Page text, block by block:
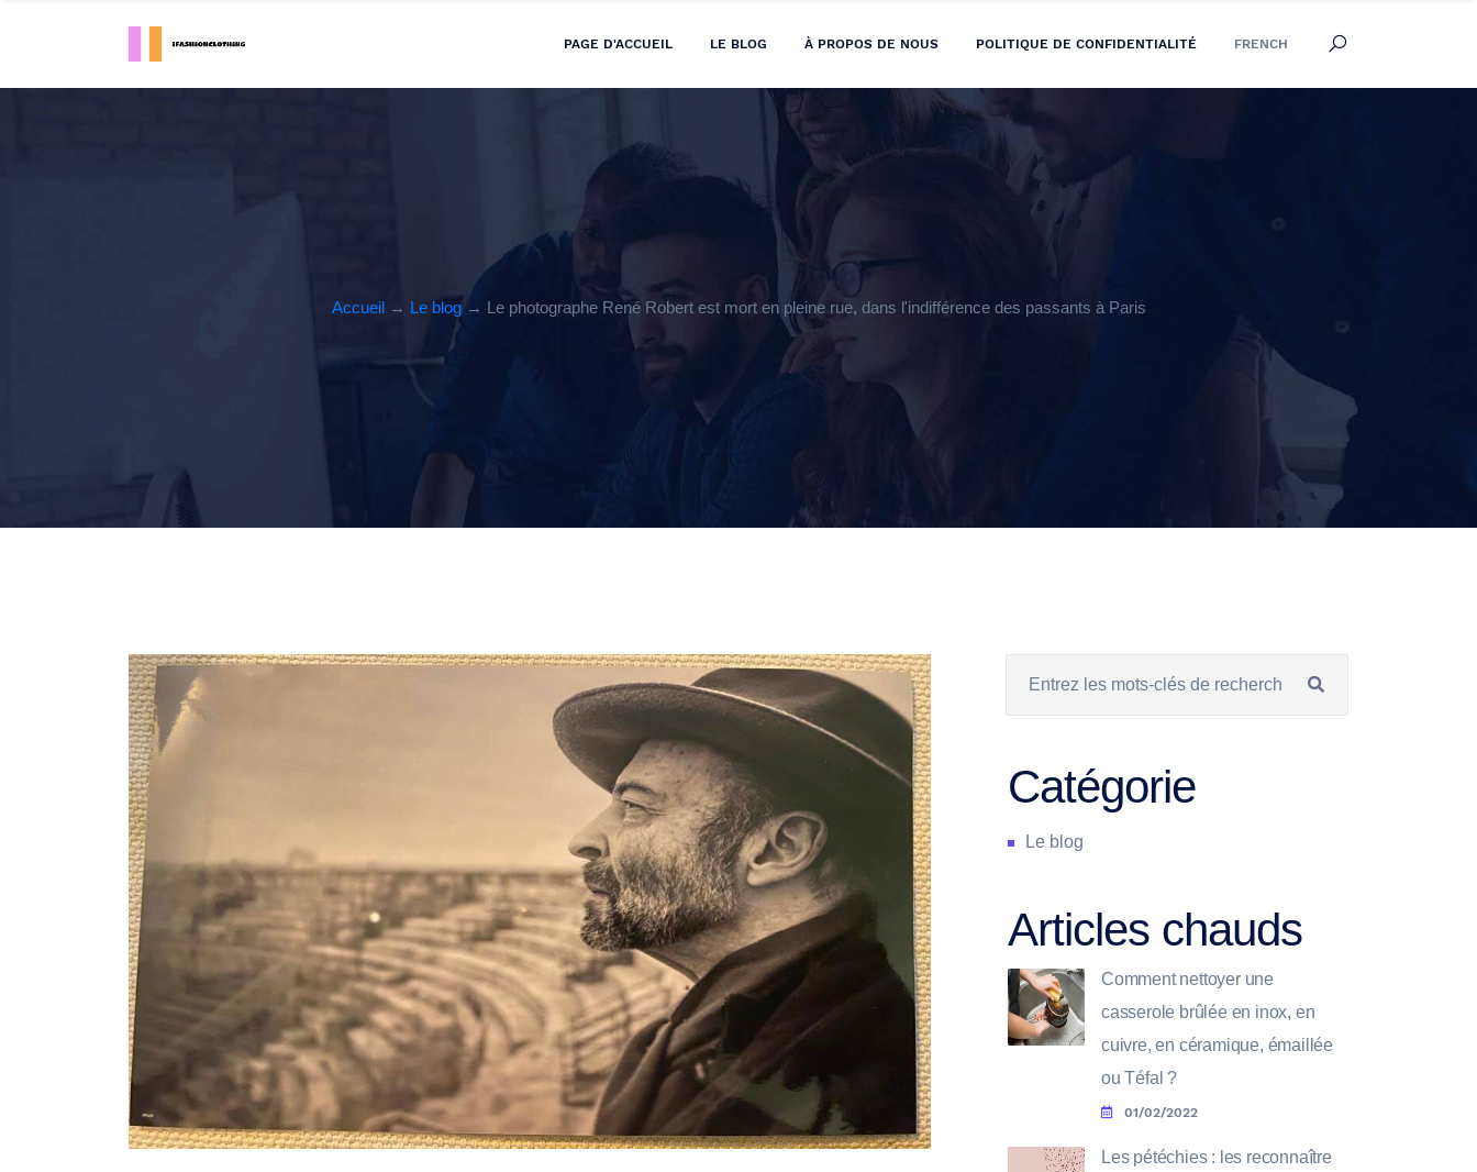
PAGE D'ACCUEIL LE BLOG À PROPOS DE NOUS POLITIQUE DE CONFIDENTIALITÉ FRENCH
Accueil→ Le blog→ Le photographe René Robert est mort en pleine rue, dans l'indifférence des passants à Paris
Catégorie
Le blog
Articles chauds
Comment nettoyer une
casserole brûlée en inox, en
cuivre, en céramique, émaillée
ou Téfal ?
01/02/2022
Les pétéchies : les reconnaître